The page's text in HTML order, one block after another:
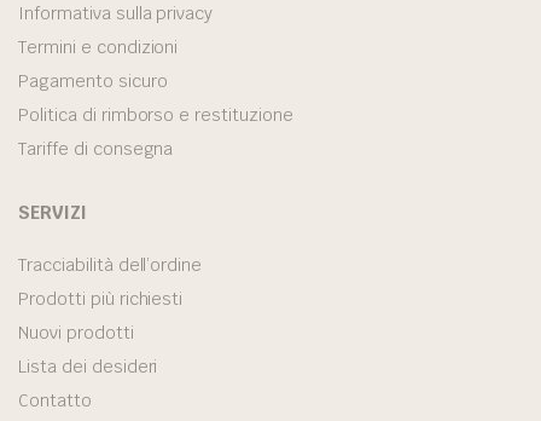
Informativa sulla privacy
Termini e condizioni
Pagamento sicuro
Politica di rimborso e restituzione
Tariffe di consegna
SERVIZI
Tracciabilità dell’ordine
Prodotti più richiesti
Nuovi prodotti
Lista dei desideri
Contatto